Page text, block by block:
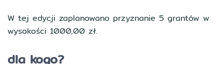
W tej edycji zaplanowano przyznanie 5 grantów w
wysokości 1000,00 zł.
dla kogo?